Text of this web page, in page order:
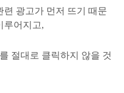
련 광고가 먼저 뜨기 때문
루어지고,
절대로 클릭하지 않을 것